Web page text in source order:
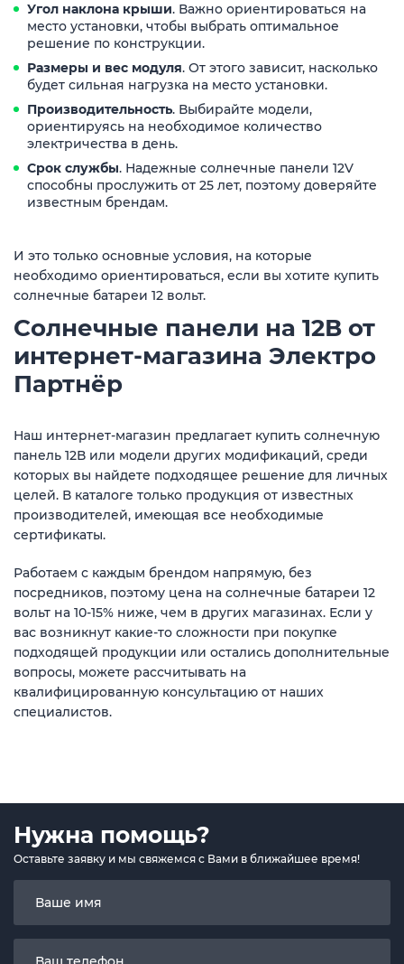
Угол наклона крыши. Важно ориентироваться на
место установки, чтобы выбрать оптимальное
решение по конструкции.
Размеры и вес модуля. От этого зависит, насколько
будет сильная нагрузка на место установки.
Производительность. Выбирайте модели,
ориентируясь на необходимое количество
электричества в день.
Срок службы. Надежные солнечные панели 12V
способны прослужить от 25 лет, поэтому доверяйте
известным брендам.
И это только основные условия, на которые
необходимо ориентироваться, если вы хотите купить
солнечные батареи 12 вольт.
Солнечные панели на 12В от
интернет-магазина Электро
Партнёр
Наш интернет-магазин предлагает купить солнечную
панель 12В или модели других модификаций, среди
которых вы найдете подходящее решение для личных
целей. В каталоге только продукция от известных
производителей, имеющая все необходимые
сертификаты.
Работаем с каждым брендом напрямую, без
посредников, поэтому цена на солнечные батареи 12
вольт на 10-15% ниже, чем в других магазинах. Если у
вас возникнут какие-то сложности при покупке
подходящей продукции или остались дополнительные
вопросы, можете рассчитывать на
квалифицированную консультацию от наших
специалистов.
Нужна помощь?
Оставьте заявку и мы свяжемся с Вами в ближайшее время!